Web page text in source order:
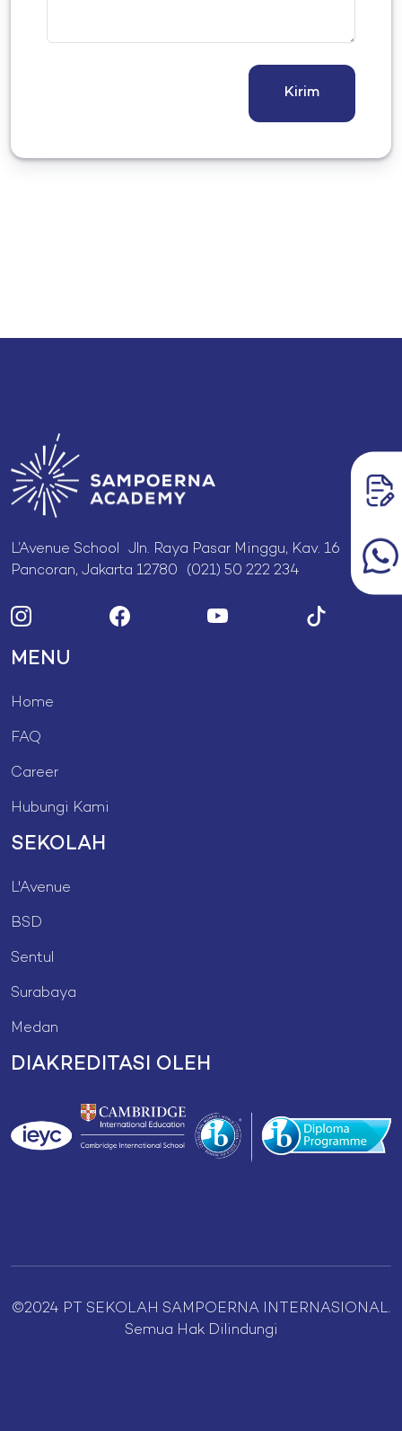
Kirim
L’Avenue School Jln. Raya Pasar Minggu, Kav. 16
Pancoran, Jakarta 12780 (021) 50 222 234
MENU
Home
FAQ
Career
Hubungi Kami
SEKOLAH
L'Avenue
BSD
Sentul
Surabaya
Medan
DIAKREDITASI OLEH
©2024 PT SEKOLAH SAMPOERNA INTERNASIONAL.
Semua Hak Dilindungi